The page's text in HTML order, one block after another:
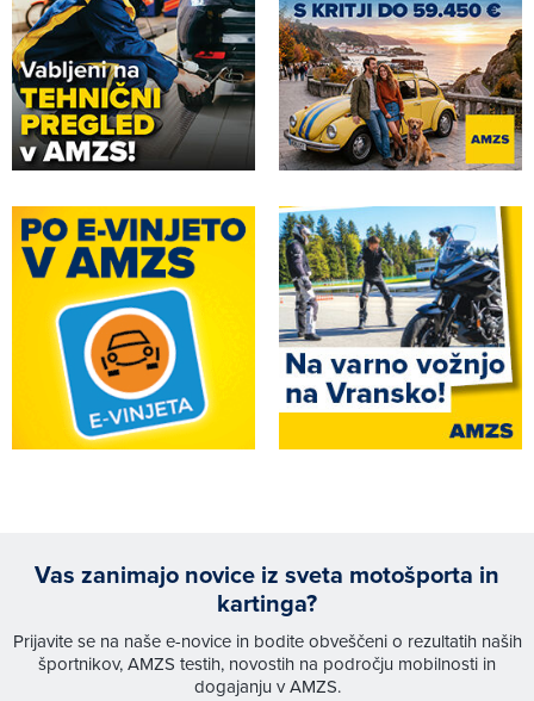
Vas zanimajo novice iz sveta motošporta in
kartinga?
Prijavite se na naše e-novice in bodite obveščeni o rezultatih naših
športnikov, AMZS testih, novostih na področju mobilnosti in
dogajanju v AMZS.